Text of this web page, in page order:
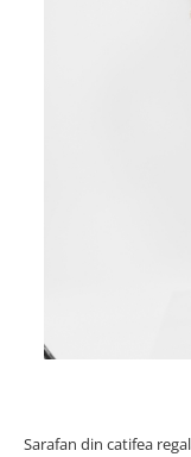
Sarafan din catifea